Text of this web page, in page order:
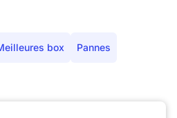
box Pannes